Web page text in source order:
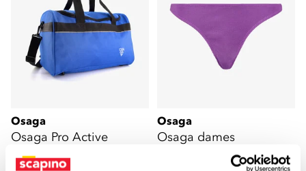
Osaga
Osaga Pro Active
sporttas blauw 26 liter
Osaga
Osaga dames
bikinibroekje met